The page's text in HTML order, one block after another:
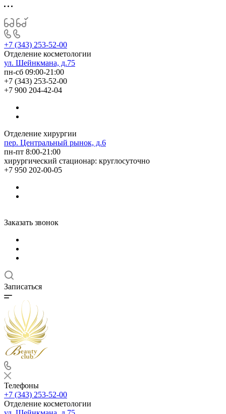
+7 (343) 253-52-00
Отделение косметологии
ул. Шейнкмана, д.75
пн-сб 09:00-21:00
+7 (343) 253-52-00
+7 900 204-42-04
Отделение хирургии
пер. Центральный рынок, д.6
пн-пт 8:00-21:00
хирургический стационар: круглосуточно
+7 950 202-00-05
Заказать звонок
Записаться
Телефоны
+7 (343) 253-52-00
Отделение косметологии